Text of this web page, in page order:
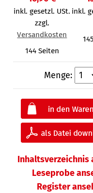
inkl. gesetzl. USt.
zzgl.
Versandkosten
144 Seiten
inkl.
Menge:
Inhaltsverzeichnis
Leseprobe
Register